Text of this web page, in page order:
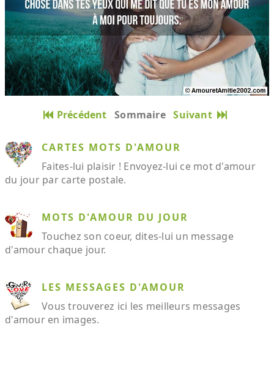
Précédent Sommaire Suivant
CARTES MOTS D'AMOUR
Faites-lui plaisir ! Envoyez-lui ce mot d'amour
du jour par carte postale.
MOTS D'AMOUR DU JOUR
Touchez son coeur, dites-lui un message
d'amour chaque jour.
LES MESSAGES D'AMOUR
Vous trouverez ici les meilleurs messages
d'amour en images.